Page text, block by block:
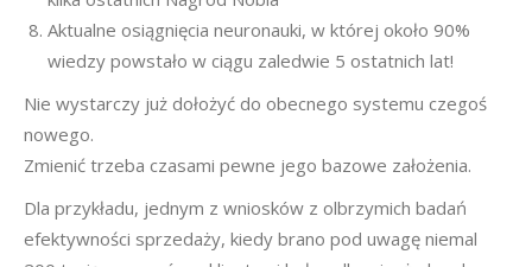
Aktualne osiągnięcia neuronauki, w której około 90%
wiedzy powstało w ciągu zaledwie 5 ostatnich lat!
Nie wystarczy już dołożyć do obecnego systemu czegoś
nowego.
Zmienić trzeba czasami pewne jego bazowe założenia.
Dla przykładu, jednym z wniosków z olbrzymich badań
efektywności sprzedaży, kiedy brano pod uwagę niemal